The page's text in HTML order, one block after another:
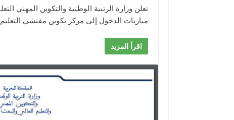
مباريات الدخول إلى مركز تكوين مفتشي
اقرأ المزيد